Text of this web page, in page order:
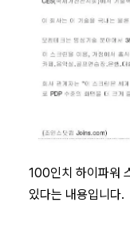
100인치 하이파워
있다는 내용입니다.